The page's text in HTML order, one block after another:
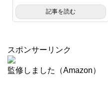
記事を読む
スポンサーリンク
監修しました（Amazon）